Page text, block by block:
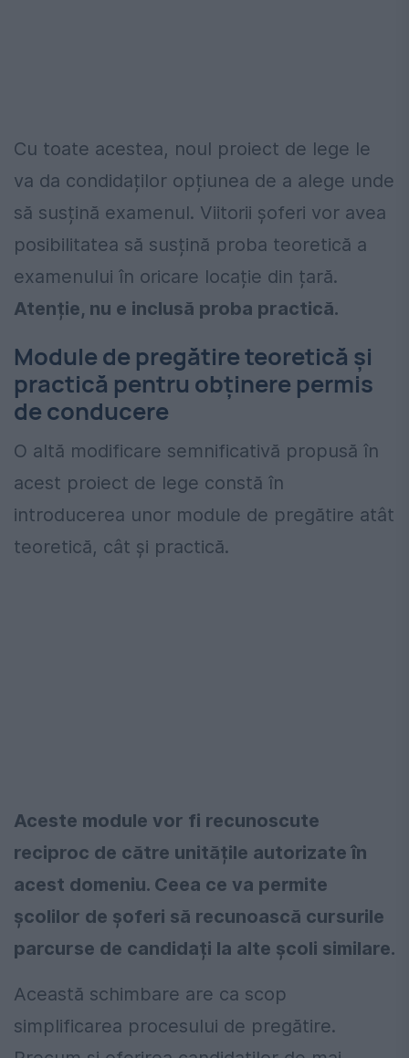
Cu toate acestea, noul proiect de lege le
va da condidaților opțiunea de a alege unde
să susțină examenul. Viitorii șoferi vor avea
posibilitatea să susțină proba teoretică a
examenului în oricare locație din țară.
Atenție, nu e inclusă proba practică.
Module de pregătire teoretică și
practică pentru obținere permis
de conducere
O altă modificare semnificativă propusă în
acest proiect de lege constă în
introducerea unor module de pregătire atât
teoretică, cât și practică.
Aceste module vor fi recunoscute
reciproc de către unitățile autorizate în
acest domeniu. Ceea ce va permite
școlilor de șoferi să recunoască cursurile
parcurse de candidați la alte școli similare.
Această schimbare are ca scop
simplificarea procesului de pregătire.